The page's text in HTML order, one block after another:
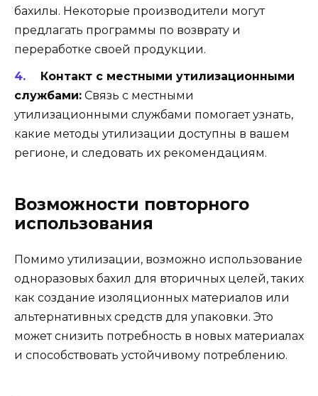
бахилы. Некоторые производители могут
предлагать программы по возврату и
переработке своей продукции.
Контакт с местными утилизационными
службами: Связь с местными
утилизационными службами помогает узнать,
какие методы утилизации доступны в вашем
регионе, и следовать их рекомендациям.
Возможности повторного
использования
Помимо утилизации, возможно использование
одноразовых бахил для вторичных целей, таких
как создание изоляционных материалов или
альтернативных средств для упаковки. Это
может снизить потребность в новых материалах
и способствовать устойчивому потреблению.